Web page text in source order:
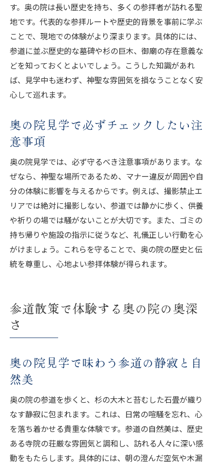
す。奥の院は長い歴史を持ち、多くの参拝者が訪れる聖
地です。代表的な参拝ルートや歴史的背景を事前に学ぶ
ことで、現地での体験がより深まります。具体的には、
参道に並ぶ歴史的な墓碑や杉の巨木、御廟の存在意義な
どを知っておくとよいでしょう。こうした知識があれ
ば、見学中も迷わず、神聖な雰囲気を損なうことなく安
心して巡れます。
奥の院見学で必ずチェックしたい注
意事項
奥の院見学では、必ず守るべき注意事項があります。な
ぜなら、神聖な場所であるため、マナー違反が周囲や自
分の体験に影響を与えるからです。例えば、撮影禁止エ
リアでは絶対に撮影しない、参道では静かに歩く、供養
や祈りの場では騒がないことが大切です。また、ゴミの
持ち帰りや施設の指示に従うなど、礼儀正しい行動を心
がけましょう。これらを守ることで、奥の院の歴史と伝
統を尊重し、心地よい参拝体験が得られます。
参道散策で体験する奥の院の奥深
さ
奥の院見学で味わう参道の静寂と自
然美
奥の院の参道を歩くと、杉の大木と苔むした石畳が織り
なす静寂に包まれます。これは、日常の喧騒を忘れ、心
を落ち着かせる貴重な体験です。参道の自然美は、歴史
ある寺院の荘厳な雰囲気と調和し、訪れる人々に深い感
動をもたらします。具体的には、朝の澄んだ空気や木漏